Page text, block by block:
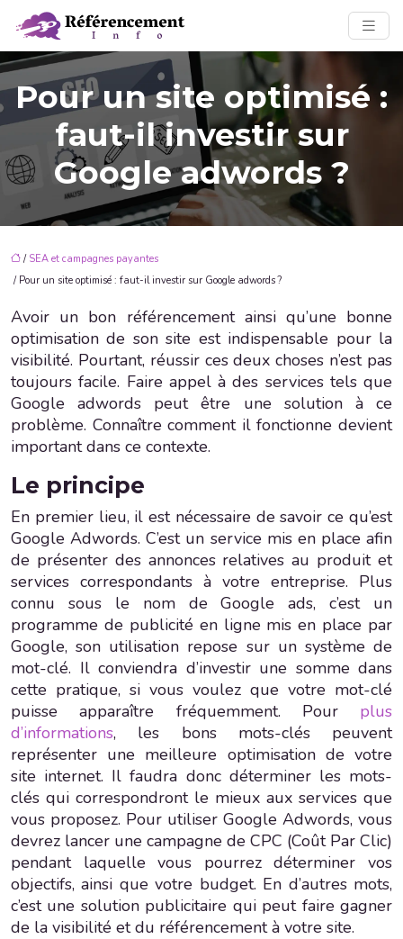
Pour un site optimisé :
faut-il investir sur
Google adwords ?
/ SEA et campagnes payantes
/ Pour un site optimisé : faut-il investir sur Google adwords ?
Avoir un bon référencement ainsi qu’une bonne
optimisation de son site est indispensable pour la
visibilité. Pourtant, réussir ces deux choses n’est pas
toujours facile. Faire appel à des services tels que
Google adwords peut être une solution à ce
problème. Connaître comment il fonctionne devient
important dans ce contexte.
Le principe
En premier lieu, il est nécessaire de savoir ce qu’est
Google Adwords. C’est un service mis en place afin
de présenter des annonces relatives au produit et
services correspondants à votre entreprise. Plus
connu sous le nom de Google ads, c’est un
programme de publicité en ligne mis en place par
Google, son utilisation repose sur un système de
mot-clé. Il conviendra d’investir une somme dans
cette pratique, si vous voulez que votre mot-clé
puisse apparaître fréquemment. Pour plus
d’informations, les bons mots-clés peuvent
représenter une meilleure optimisation de votre
site internet. Il faudra donc déterminer les mots-
clés qui correspondront le mieux aux services que
vous proposez. Pour utiliser Google Adwords, vous
devrez lancer une campagne de CPC (Coût Par Clic)
pendant laquelle vous pourrez déterminer vos
objectifs, ainsi que votre budget. En d’autres mots,
c’est une solution publicitaire qui peut faire gagner
de la visibilité et du référencement à votre site.